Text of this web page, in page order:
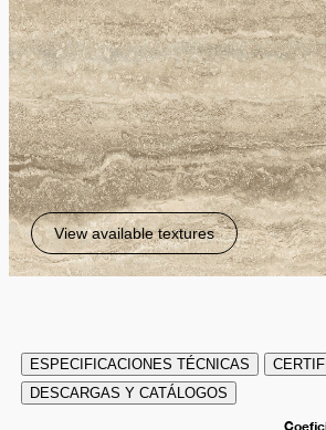
View available textures
ESPECIFICACIONES TÉCNICAS
DESCARGAS Y CATÁLOGOS